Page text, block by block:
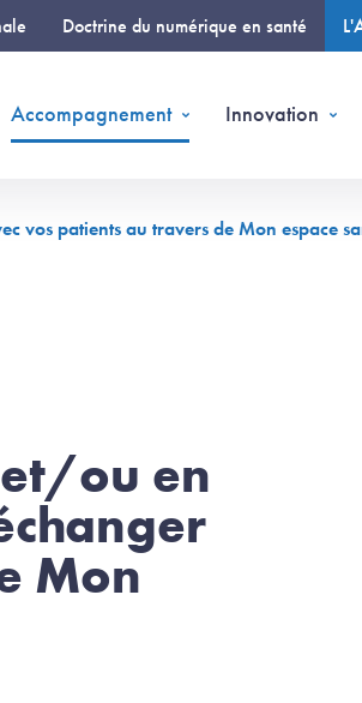
Doctrine du numérique en santé
Accompagnement Innovation
vos patients au travers de Mon espace
ou en
Mon